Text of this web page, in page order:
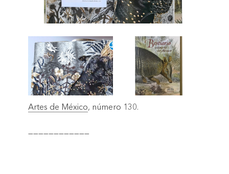
Artes de México, número 130.
————————————